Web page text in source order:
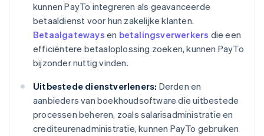
kunnen PayTo integreren als geavanceerde
betaaldienst voor hun zakelijke klanten.
Betaalgateways en betalingsverwerkers die een
efficiëntere betaaloplossing zoeken, kunnen PayTo
bijzonder nuttig vinden.
Uitbestede dienstverleners: Derden en
aanbieders van boekhoudsoftware die uitbestede
processen beheren, zoals salarisadministratie en
crediteurenadministratie, kunnen PayTo gebruiken